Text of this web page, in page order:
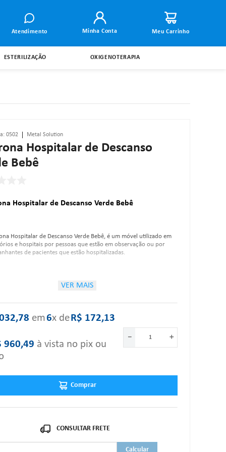
Atendimento Minha Conta
ESTERILIZAÇÃO OXIGENOTERAPIA
:0502 Metal Solution
Hospitalar de Descanso
Bebê
Hospitalar de Descanso Verde Bebê
Hospitalar de Descanso Verde Bebê, é um móvel utilizado em
e hospitais por pessoas que estão em observação ou por
de pacientes que estão hospitalizadas.
Reclinável em 4 posições;
Estrutura com tubo de aço redondo de 1” x 1.20mm e 1” ¼ x
Encosto e assento de descanso para os pés estofado com
espuma D23R com 70 mm de espessura, revestidos em material
de courvin;
Deitado:
VER MAIS
,78 ‎ em‎6x de‎R$ 172,13
960,49 à vista no pix ou
＋
－
Comprar